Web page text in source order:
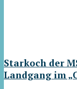
Starkoch der
Landgang im